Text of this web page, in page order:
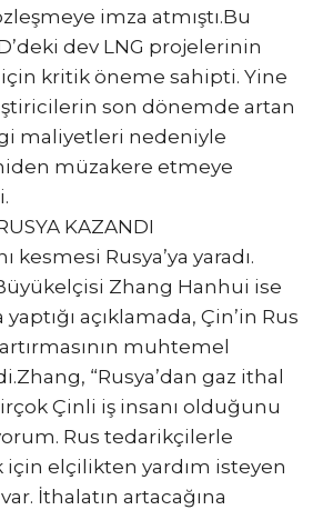
imza atmıştı.Bu
dev LNG projelerinin
kritik öneme sahipti. Yine
son dönemde artan
maliyetleri nedeniyle
müzakere etmeye
KAZANDI
kesmesi Rusya’ya yaradı.
Zhang Hanhui ise
açıklamada, Çin’in Rus
muhtemel
“Rusya’dan gaz ithal
Çinli iş insanı olduğunu
Rus tedarikçilerle
için elçilikten yardım isteyen
İthalatın artacağına